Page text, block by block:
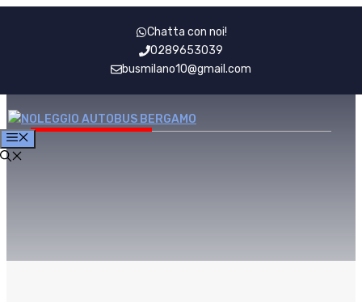
Chatta con noi!
0289653039
busmilano10@gmail.com